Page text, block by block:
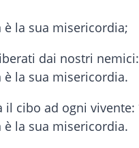
è la sua misericordia;
dai nostri
è la sua misericordia.
il cibo ad ogni vivente:
è la sua misericordia.